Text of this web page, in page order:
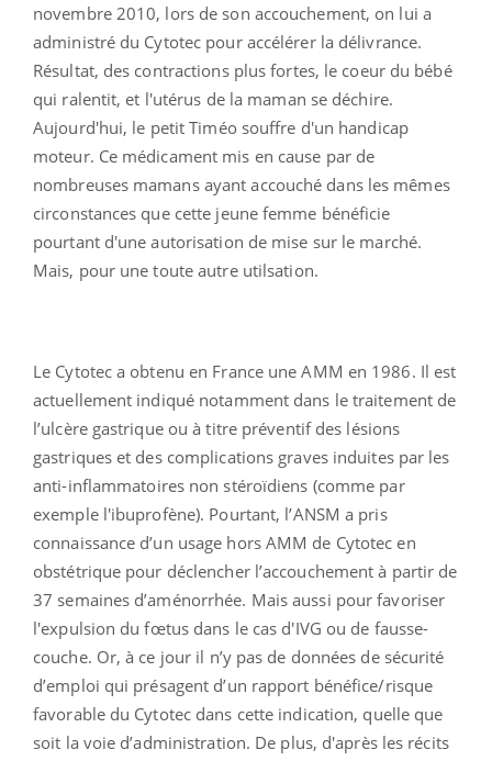
novembre 2010, lors de son accouchement, on lui a
administré du Cytotec pour accélérer la délivrance.
Résultat, des contractions plus fortes, le coeur du bébé
qui ralentit, et l'utérus de la maman se déchire.
Aujourd'hui, le petit Timéo souffre d'un handicap
moteur. Ce médicament mis en cause par de
nombreuses mamans ayant accouché dans les mêmes
circonstances que cette jeune femme bénéficie
pourtant d'une autorisation de mise sur le marché.
Mais, pour une toute autre utilsation.
Le Cytotec a obtenu en France une AMM en 1986. Il est
actuellement indiqué notamment dans le traitement de
l’ulcère gastrique ou à titre préventif des lésions
gastriques et des complications graves induites par les
anti-inflammatoires non stéroïdiens (comme par
exemple l'ibuprofène). Pourtant, l’ANSM a pris
connaissance d’un usage hors AMM de Cytotec en
obstétrique pour déclencher l’accouchement à partir de
37 semaines d’aménorrhée. Mais aussi pour favoriser
l'expulsion du fœtus dans le cas d'IVG ou de fausse-
couche. Or, à ce jour il n’y pas de données de sécurité
d’emploi qui présagent d’un rapport bénéfice/risque
favorable du Cytotec dans cette indication, quelle que
soit la voie d’administration. De plus, d'après les récits